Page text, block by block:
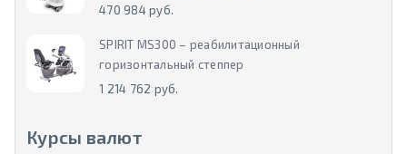
470 984 руб.
SPIRIT MS300 – реабилитационный
горизонтальный степпер
1 214 762 руб.
Курсы валют